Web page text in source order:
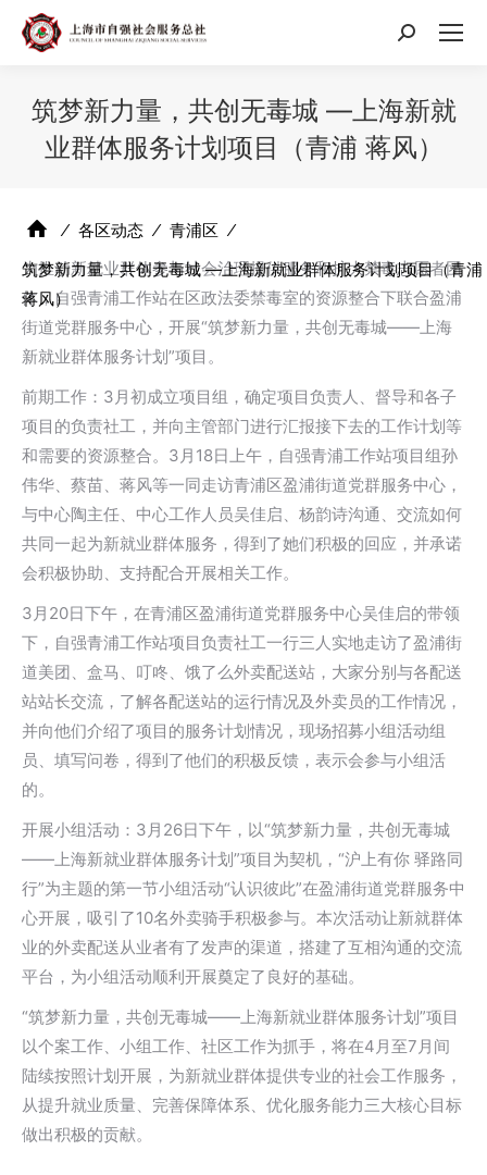
搜
筑梦新力量，共创无毒城 —上海新就
业群体服务计划项目（青浦 蒋风）
⁄ 各区动态 ⁄ 青浦区 ⁄
筑梦新力量，共创无毒城 —上海新就业群体服务计划项目（青浦
蒋风）
为推动新就业群体参与社会治理提供服务和扩大禁毒志愿者团
体，自强青浦工作站在区政法委禁毒室的资源整合下联合盈浦
街道党群服务中心，开展“筑梦新力量，共创无毒城——上海
新就业群体服务计划”项目。
前期工作：3月初成立项目组，确定项目负责人、督导和各子
项目的负责社工，并向主管部门进行汇报接下去的工作计划等
和需要的资源整合。3月18日上午，自强青浦工作站项目组孙
伟华、蔡苗、蒋风等一同走访青浦区盈浦街道党群服务中心，
与中心陶主任、中心工作人员吴佳启、杨韵诗沟通、交流如何
共同一起为新就业群体服务，得到了她们积极的回应，并承诺
会积极协助、支持配合开展相关工作。
3月20日下午，在青浦区盈浦街道党群服务中心吴佳启的带领
下，自强青浦工作站项目负责社工一行三人实地走访了盈浦街
道美团、盒马、叮咚、饿了么外卖配送站，大家分别与各配送
站站长交流，了解各配送站的运行情况及外卖员的工作情况，
并向他们介绍了项目的服务计划情况，现场招募小组活动组
员、填写问卷，得到了他们的积极反馈，表示会参与小组活
的。
开展小组活动：3月26日下午，以“筑梦新力量，共创无毒城
——上海新就业群体服务计划”项目为契机，“沪上有你 驿路同
行”为主题的第一节小组活动“认识彼此”在盈浦街道党群服务中
心开展，吸引了10名外卖骑手积极参与。本次活动让新就群体
业的外卖配送从业者有了发声的渠道，搭建了互相沟通的交流
平台，为小组活动顺利开展奠定了良好的基础。
“筑梦新力量，共创无毒城——上海新就业群体服务计划”项目
以个案工作、小组工作、社区工作为抓手，将在4月至7月间
陆续按照计划开展，为新就业群体提供专业的社会工作服务，
从提升就业质量、完善保障体系、优化服务能力三大核心目标
做出积极的贡献。